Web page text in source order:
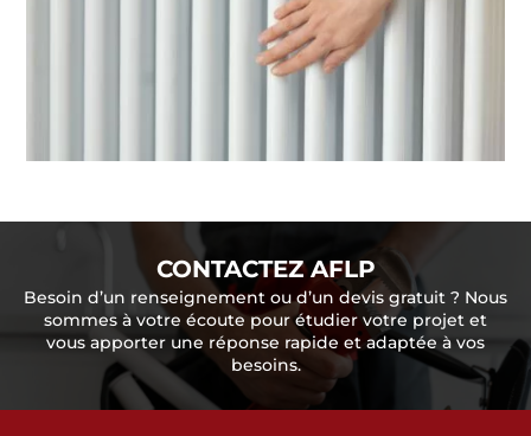
CONTACTEZ AFLP
Besoin d’un renseignement ou d’un devis gratuit ? Nous
sommes à votre écoute pour étudier votre projet et
vous apporter une réponse rapide et adaptée à vos
besoins.